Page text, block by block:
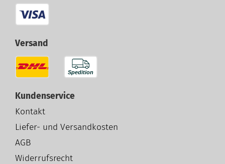
Versand
Kundenservice
Kontakt
Liefer- und Versandkosten
AGB
Widerrufsrecht